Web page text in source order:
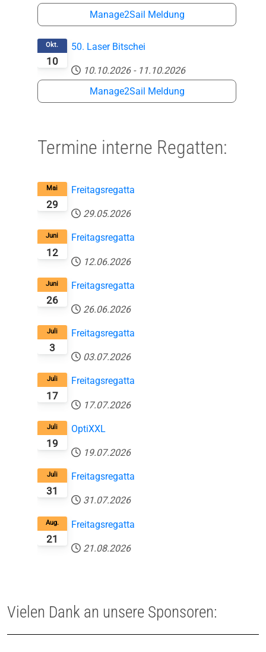
Manage2Sail Meldung
10
Okt. 50. Laser Bitschei
10.10.2026 - 11.10.2026
Manage2Sail Meldung
Termine interne Regatten:
29
Mai Freitagsregatta
29.05.2026
12
Juni Freitagsregatta
12.06.2026
26
Juni Freitagsregatta
26.06.2026
3
Juli Freitagsregatta
03.07.2026
17
Juli Freitagsregatta
17.07.2026
19
Juli OptiXXL
19.07.2026
31
Juli Freitagsregatta
31.07.2026
21
Aug. Freitagsregatta
21.08.2026
Vielen Dank an unsere Sponsoren: